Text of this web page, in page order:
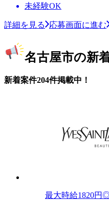
未経験OK
詳細を見る 応募画面に進む
名古屋市の新
新着案件204件掲載中！
最大時給1820円